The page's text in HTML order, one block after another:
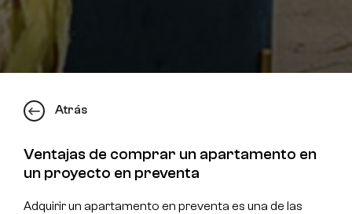
Atrás
Ventajas de comprar un apartamento en
un proyecto en preventa
Adquirir un apartamento en preventa es una de las